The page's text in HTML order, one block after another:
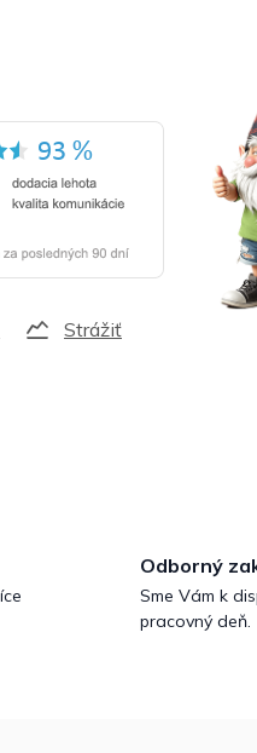
Strážiť
Odborný
Sme Vám k
pracovný deň.